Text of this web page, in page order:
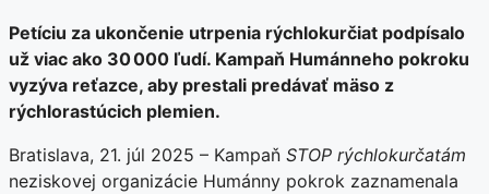
Petíciu za ukončenie utrpenia rýchlokurčiat podpísalo
už viac ako 30 000 ľudí. Kampaň Humánneho pokroku
vyzýva reťazce, aby prestali predávať mäso z
rýchlorastúcich plemien.
Bratislava, 21. júl 2025 – Kampaň STOP rýchlokurčatám
neziskovej organizácie Humánny pokrok zaznamenala